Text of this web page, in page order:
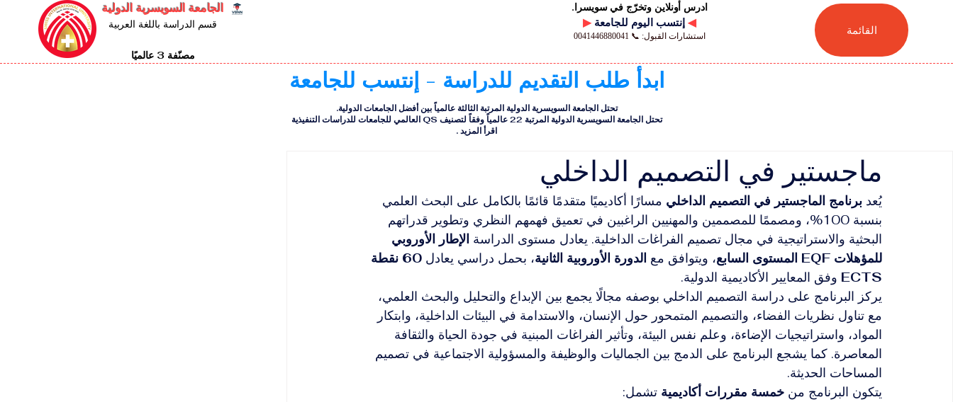
الجامعة السويسرية الدولية
قسم الدراسة باللغة العربية
مصنّفة 3 عالميًا
ادرس أونلاين وتخرّج في سويسرا.
▶ ◀
استشارات القبول: 📞 0041446880041 القائمة
ابدأ طلب التقديم للدراسة - إنتسب للجامعة
تحتل الجامعة السويسرية الدولية المرتبة الثالثة عالمياً بين أفضل الجامعات الدولية.
تحتل الجامعة السويسرية الدولية المرتبة 22 عالمياً وفقاً لتصنيف QS العالمي للجامعات للدراسات التنفيذية
اقرأ المزيد.
ماجستير في التصميم الداخلي
يُعد برنامج الماجستير في التصميم الداخلي مسارًا أكاديميًا متقدمًا قائمًا بالكامل على البحث العلمي
بنسبة 100%، ومصممًا للمصممين والمهنيين الراغبين في تعميق فهمهم النظري وتطوير قدراتهم
البحثية والاستراتيجية في مجال تصميم الفراغات الداخلية. يعادل مستوى الدراسة الإطار الأوروبي
للمؤهلات EQF المستوى السابع
، ويتوافق مع الدورة الأوروبية الثانية، بحمل دراسي يعادل
60 نقطة
ECTS وفق المعايير الأكاديمية الدولية.
يركز البرنامج على دراسة التصميم الداخلي بوصفه مجالًا يجمع بين الإبداع والتحليل والبحث العلمي،
مع تناول نظريات الفضاء، والتصميم المتمحور حول الإنسان، والاستدامة في البيئات الداخلية، وابتكار
المواد، واستراتيجيات الإضاءة، وعلم نفس البيئة، وتأثير الفراغات المبنية في جودة الحياة والثقافة
المعاصرة. كما يشجع البرنامج على الدمج بين الجماليات والوظيفة والمسؤولية الاجتماعية في تصميم
المساحات الحديثة.
يتكون البرنامج من خمسة مقررات أكاديمية تشمل: